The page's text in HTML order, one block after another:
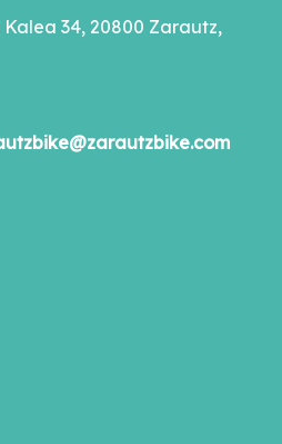
34, 20800 Zarautz,